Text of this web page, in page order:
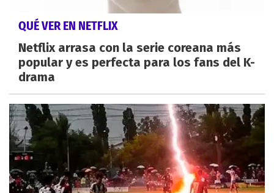
QUÉ VER EN NETFLIX
Netflix arrasa con la serie coreana más
popular y es perfecta para los fans del K-
drama